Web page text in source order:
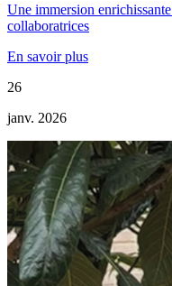
Une immersion
collaboratrices
En savoir plus
26
janv. 2026